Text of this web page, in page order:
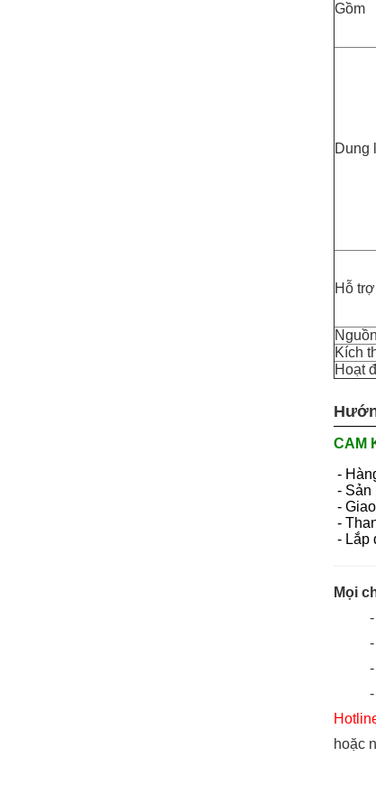
Gồm
Dung
Hỗ trợ
Nguồn
Kích
Hoạt
CAM
-
- Sản
-
-
- Lắp
Mọi
hoặc